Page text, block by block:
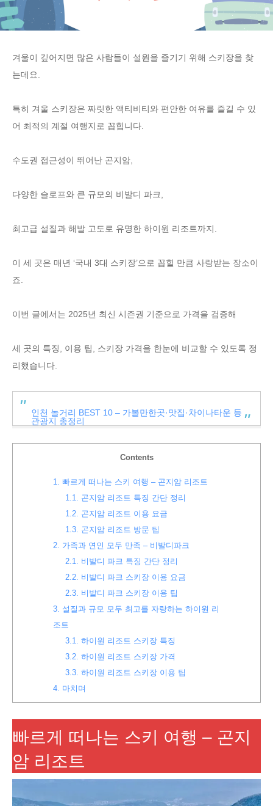
겨울이 깊어지면 많은 사람들이 설원을 즐기기 위해 스키장을 찾
는데요.
특히 겨울 스키장은 짜릿한 액티비티와 편안한 여유를 즐길 수 있
어 최적의 계절 여행지로 꼽힙니다.
수도권 접근성이 뛰어난 곤지암,
다양한 슬로프와 큰 규모의 비발디 파크,
최고급 설질과 해발 고도로 유명한 하이원 리조트까지.
이 세 곳은 매년 ‘국내 3대 스키장’으로 꼽힐 만큼 사랑받는 장소이
죠.
이번 글에서는 2025년 최신 시즌권 기준으로 가격을 검증해
세 곳의 특징, 이용 팁, 스키장 가격을 한눈에 비교할 수 있도록 정
리했습니다.
인천 놀거리 BEST 10 – 가볼만한곳·맛집·차이나타운 등
관광지 총정리
Contents
1.
빠르게 떠나는 스키 여행 – 곤지암 리조트
1.1.
곤지암 리조트 특징 간단 정리
1.2. 곤지암 리조트 이용 요금
1.3. 곤지암 리조트 방문 팁
2. 가족과 연인 모두 만족 – 비발디파크
2.1.
비발디 파크 특징 간단 정리
2.2. 비발디 파크 스키장 이용 요금
2.3. 비발디 파크 스키장 이용 팁
3. 설질과 규모 모두 최고를 자랑하는 하이원 리
조트
3.1.
하이원 리조트 스키장 특징
3.2. 하이원 리조트 스키장 가격
3.3. 하이원 리조트 스키장 이용 팁
4. 마치며
빠르게 떠나는 스키 여행 – 곤지
암 리조트